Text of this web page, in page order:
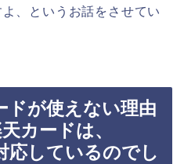
、というお話をさせてい
ドが使えない理由
カードは、
応しているのでし